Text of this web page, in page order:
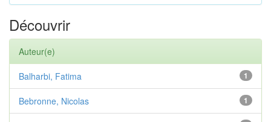
Découvrir
Auteur(e)
1
Balharbi, Fatima
1
Bebronne, Nicolas